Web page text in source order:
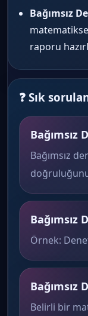
Bağımsız
raporu
❓ Sık
Bağımsız
Bağımsız
Bağımsız
Örnek:
Bağımsız
Belirli bir